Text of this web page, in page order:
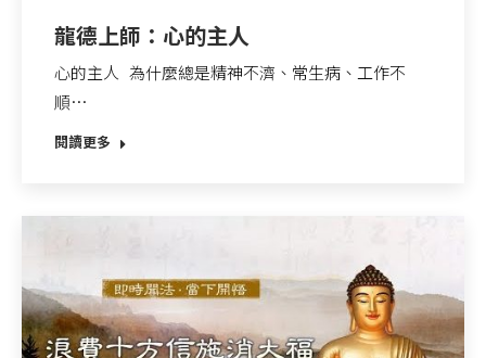
龍德上師：心的主人
心的主人 為什麼總是精神不濟、常生病、工作不
順…
閱讀更多